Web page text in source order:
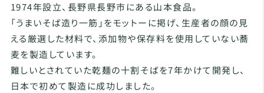
1974年設立、長野県長野市にある山本食品。
「うまいそば造り一筋」をモットーに掲げ、生産者の顔の見
える厳選した材料で、添加物や保存料を使用していない蕎
麦を製造しています。
難しいとされていた乾麺の十割そばを7年かけて開発し、
日本で初めて製造に成功しました。